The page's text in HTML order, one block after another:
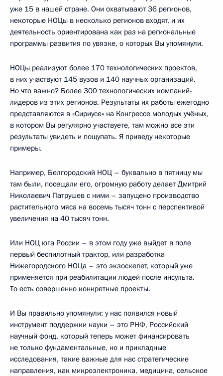
уже 15 в нашей стране. Они охватывают 36 регионов,
некоторые НОЦы в несколько регионов входят, и их
деятельность ориентирована как раз на региональные
программы развития по увязке, о которых Вы упомянули.
НОЦы реализуют более 170 технологических проектов,
в них участвуют 145 вузов и 140 научных организаций.
Но что важно? Более 300 технологических компаний-
лидеров из этих регионов. Результаты их работы ежегодно
представляются в «Сириусе» на Конгрессе молодых учёных,
в котором Вы регулярно участвуете, там можно все эти
результаты увидеть и пощупать. Я приведу некоторые
примеры.
Например, Белгородский НОЦ – буквально в пятницу мы
там были, посещали его, огромную работу делает Дмитрий
Николаевич Патрушев с ними – запущено производство
растительного мяса на восемь тысяч тонн с перспективой
увеличения на 40 тысяч тонн.
Или НОЦ юга России – в этом году уже выйдет в поле
первый беспилотный трактор, или разработка
Нижегородского НОЦа – это экзоскелет, который уже
применяется при реабилитации людей после инсульта.
То есть совершенно конкретные проекты.
И Вы правильно упомянули: у нас появился новый
инструмент поддержки науки – это РНФ, Российский
научный фонд, который теперь может финансировать
не только фундаментальные, но и прикладные
исследования, такие важные для нас стратегические
направления, как микроэлектроника, медицина, сельское